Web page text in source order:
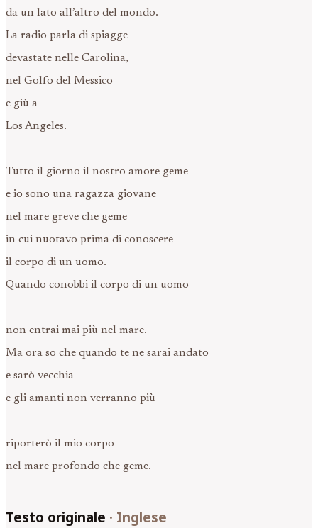
da un lato all’altro del mondo.
La radio parla di spiagge
devastate nelle Carolina,
nel Golfo del Messico
e giù a
Los Angeles.
Tutto il giorno il nostro amore geme
e io sono una ragazza giovane
nel mare greve che geme
in cui nuotavo prima di conoscere
il corpo di un uomo.
Quando conobbi il corpo di un uomo
non entrai mai più nel mare.
Ma ora so che quando te ne sarai andato
e sarò vecchia
e gli amanti non verranno più
riporterò il mio corpo
nel mare profondo che geme.
Testo originale · Inglese